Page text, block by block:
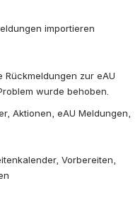
importieren
Rückmeldungen zur eAU
wurde behoben.
Aktionen, eAU Meldungen,
Vorbereiten,